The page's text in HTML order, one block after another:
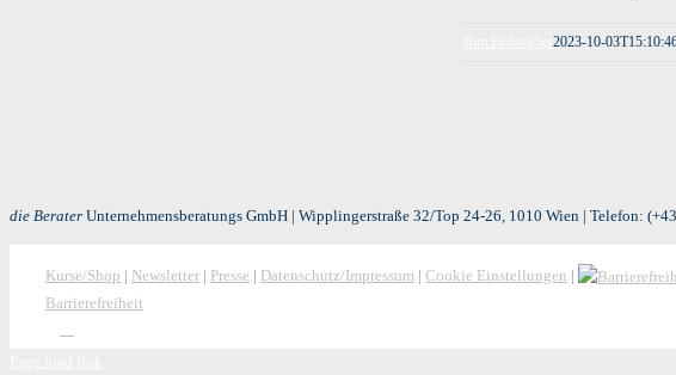
Tom Eichstädter2023-10-
die Berater Unternehmensberatungs GmbH | Wipplingerstraße 32/Top 24-26, 1010 Wien | Telefon:
Kurse/Shop | Newsletter | Presse | Datenschutz/Impressum | Cookie Einstellungen |
Barrierefreiheit